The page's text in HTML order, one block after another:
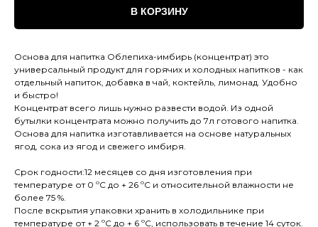
В КОРЗИНУ
Основа для напитка Облепиха-имбирь (концентрат) это
универсальный продукт для горячих и холодных напитков - как
отдельный напиток, добавка в чай, коктейль, лимонад. Удобно
и быстро!
Концентрат всего лишь нужно развести водой. Из одной
бутылки концентрата можно получить до 7л готового напитка.
Основа для напитка изготавливается на основе натуральных
ягод, сока из ягод и свежего имбиря.
Срок годности:12 месяцев со дня изготовления при
температуре от 0 ºС до + 26 ºС и относительной влажности не
более 75 %.
После вскрытия упаковки хранить в холодильнике при
температуре от + 2 ºС до + 6 ºС, использовать в течение 14 суток.